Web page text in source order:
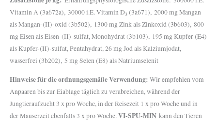
Vitamin A (3a672a), 30000 i.E. Vitamin D3 (3a671), 2000 mg Mangan
als Mangan-(II)-oxid (3b502), 1300 mg Zink als Zinkoxid (3b603), 800
mg Eisen als Eisen-(II)-sulfat, Monohydrat (3b103), 195 mg Kupfer (E4)
als Kupfer-(II)-sulfat, Pentahydrat, 26 mg Jod als Kalziumjodat,
wasserfrei (3b202), 5 mg Selen (E8) als Natriumselenit
Hinweise für die ordnungsgemäße Verwendung: Wir empfehlen vom
Anpaaren bis zur Eiablage täglich zu verabreichen, während der
Jungtieraufzucht 3 x pro Woche, in der Reisezeit 1 x pro Woche und in
der Mauserzeit ebenfalls 3 x pro Woche.VI-SPU-MIN kann den Tieren